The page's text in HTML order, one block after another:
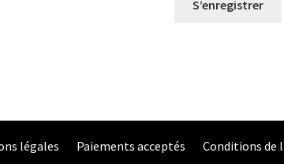
S’enregistrer
légales Paiements acceptés Conditions de